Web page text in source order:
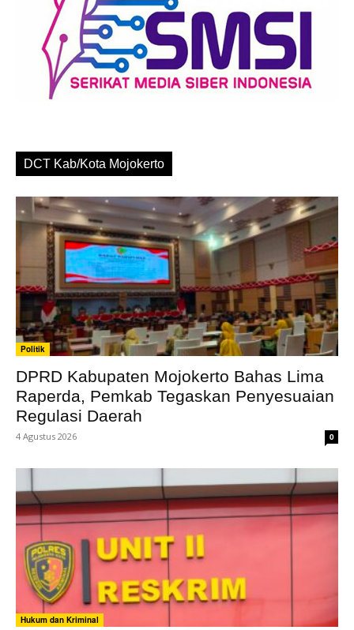
DCT Kab/Kota Mojokerto
Politik
DPRD Kabupaten Mojokerto Bahas Lima
Raperda, Pemkab Tegaskan Penyesuaian
Regulasi Daerah
4 Agustus 2026 0
Hukum dan Kriminal